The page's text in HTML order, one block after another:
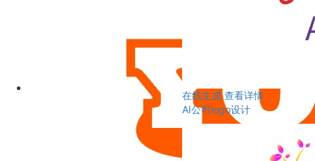
在线生成 查看详情
AI公司logo设计